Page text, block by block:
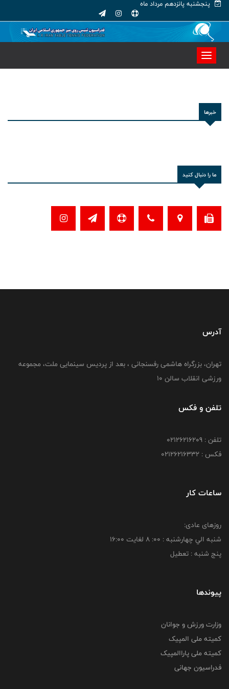
پنجشنبه پانزدهم مرداد ماه
خبرها
ما را دنبال کنید
آدرس
تهران، بزرگراه هاشمی رفسنجانی ، بعد از پردیس سینمایی ملت، مجموعه
ورزشی انقلاب سالن 10
تلفن و فکس
تلفن : 02126216209
فکس : 02126216332
ساعات کار
روزهای عادی:
شنبه الي چهارشنبه : 00: 8 لغايت 16:00
پنج شنبه : تعطیل
پیوندها
وزارت ورزش و جوانان
کمیته ملی المپیک
کمیته ملی پاراالمپیک
فدراسیون جهانی